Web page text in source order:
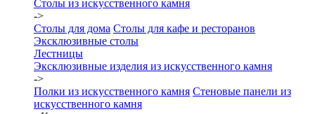
Столы из искусственного камня
->
Столы для дома Столы для кафе и ресторанов
Эксклюзивные столы
Лестницы
Эксклюзивные изделия из искусственного камня
->
Полки из искусственного камня Стеновые панели из
искусственного камня